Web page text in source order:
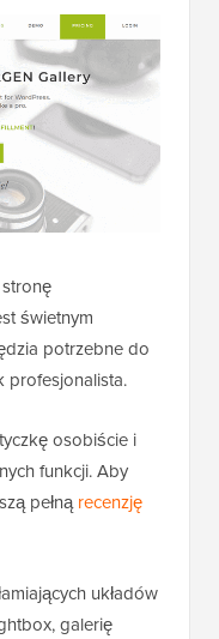
świetnym
potrzebne do
profesjonalista.
osobiście i
funkcji. Aby
pełnąrecenzję
układów
galerię